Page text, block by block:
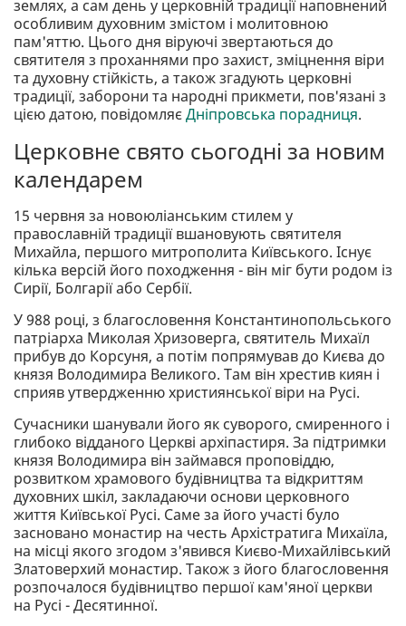
землях, а сам день у церковній традиції наповнений
особливим духовним змістом і молитовною
пам'яттю. Цього дня віруючі звертаються до
святителя з проханнями про захист, зміцнення віри
та духовну стійкість, а також згадують церковні
традиції, заборони та народні прикмети, пов'язані з
цією датою, повідомляєДніпровська порадниця.
Церковне свято сьогодні за новим
календарем
15 червня за новоюліанським стилем у
православній традиції вшановують святителя
Михайла, першого митрополита Київського. Існує
кілька версій його походження - він міг бути родом із
Сирії, Болгарії або Сербії.
У 988 році, з благословення Константинопольського
патріарха Миколая Хризоверга, святитель Михаїл
прибув до Корсуня, а потім попрямував до Києва до
князя Володимира Великого. Там він хрестив киян і
сприяв утвердженню християнської віри на Русі.
Сучасники шанували його як суворого, смиренного і
глибоко відданого Церкві архіпастиря. За підтримки
князя Володимира він займався проповіддю,
розвитком храмового будівництва та відкриттям
духовних шкіл, закладаючи основи церковного
життя Київської Русі. Саме за його участі було
засновано монастир на честь Архістратига Михаїла,
на місці якого згодом з'явився Києво-Михайлівський
Златоверхий монастир. Також з його благословення
розпочалося будівництво першої кам'яної церкви
на Русі - Десятинної.